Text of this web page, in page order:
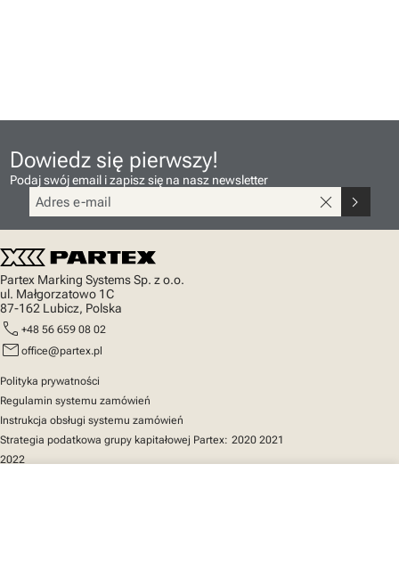
Dowiedz się pierwszy!
Podaj swój email i zapisz się na nasz newsletter
close chevron_right
Partex Marking Systems Sp. z o.o.
ul. Małgorzatowo 1C
87-162 Lubicz, Polska
call +48 56 659 08 02
mail office@partex.pl
Polityka prywatności
Regulamin systemu zamówień
Instrukcja obsługi systemu zamówień
Strategia podatkowa grupy kapitałowej Partex: 2020 2021
2022